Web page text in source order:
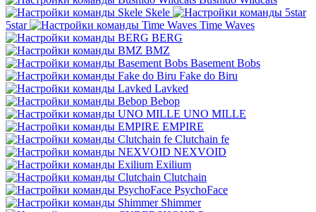
Skele
5star
Time Waves
BERG
BMZ
Basement Bobs
Fake do Biru
Lavked
Bebop
UNO MILLE
EMPIRE
Clutchain fe
NEXVOID
Exilium
Clutchain
PsychoFace
Shimmer